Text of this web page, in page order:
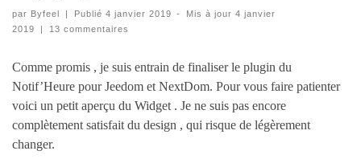
par Byfeel Publié 4 janvier 2019 - Mis à jour 4 janvier
2019
13 commentaires
Comme promis , je suis entrain de finaliser le plugin du
Notif’Heure pour Jeedom et NextDom. Pour vous faire patienter
voici un petit aperçu du Widget . Je ne suis pas encore
complètement satisfait du design , qui risque de légèrement
changer.